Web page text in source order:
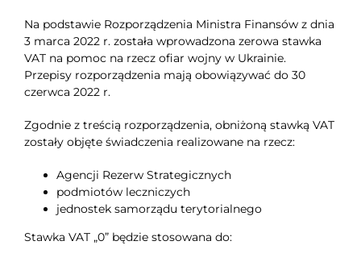
Na podstawie Rozporządzenia Ministra Finansów z dnia
3 marca 2022 r. została wprowadzona zerowa stawka
VAT na pomoc na rzecz ofiar wojny w Ukrainie.
Przepisy rozporządzenia mają obowiązywać do 30
czerwca 2022 r.
Zgodnie z treścią rozporządzenia, obniżoną stawką VAT
zostały objęte świadczenia realizowane na rzecz:
Agencji Rezerw Strategicznych
podmiotów leczniczych
jednostek samorządu terytorialnego
Stawka VAT „0” będzie stosowana do: